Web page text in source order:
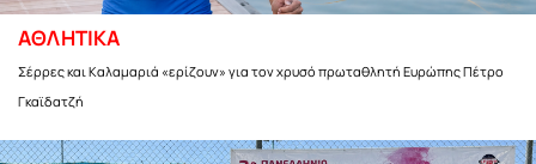
ΑΘΛΗΤΙΚΑ
Σέρρες και Καλαμαριά «ερίζουν» για τον χρυσό πρωταθλητή Ευρώπης Πέτρο
Γκαϊδατζή